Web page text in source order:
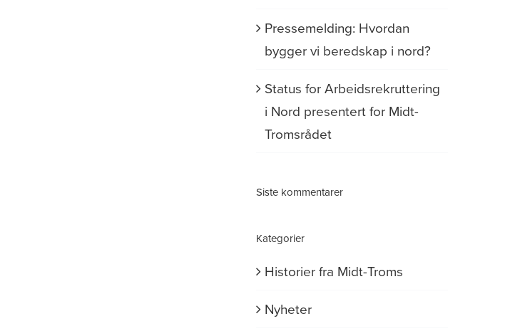
Pressemelding: Hvordan
bygger vi beredskap i nord?
Status for Arbeidsrekruttering
i Nord presentert for Midt-
Tromsrådet
Siste kommentarer
Kategorier
Historier fra Midt-Troms
Nyheter